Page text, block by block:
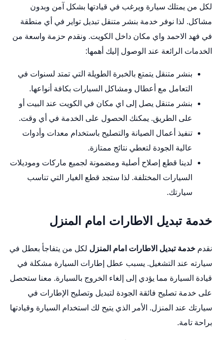
لكل من يمتلك سيارة ويرغب في قيادتها بشكل آمن وبدون
مشاكل. لذا نوفر خدمة بنشر متنقل تبديل تواير في أي منطقة
في فهد الاحمد واي مكان داخل الكويت. ونقدم حزمة واسعة من
الخدمات الرائعة عند الوصول إليك أهمها:
بنشر متنقل يتمتع بالخبرة الطويلة التي تمتد لسنوات في
التعامل مع أعطال ومشاكل السيارات بكافة أنواعها.
بنشر متنقل يصل إلى اي مكان في الكويت عند البيت أو
على الطريق. يمكنك الحصول على الخدمة في أي وقت.
تنفيذ أعمال الصيانة والتصليح باستخدام معدات وأدوات
عالية الجودة لتعطي نتائج ممتازة.
لدينا قطع إصلاح أصلية ومضمونة لجميع ماركات وموديلات
السيارات المختلفة. لذا ستجد قطع الغيار التي تناسب
سيارتك.
خدمة تبديل الاطارات امام المنزل
نقدم خدمة تبديل الاطارات امام المنزل لكل من يتفاجأ بعطل في
سيارته عند التشغيل. يسبب عطل إطارات السيارة مشكلة في
قيادة السيارة مما يؤدي إلى إلغاء الخروج بالسيارة. معنا ستحصل
على خدمة تصليح فائقة الجودة لتبديل وتصليح الإطارات في
سيارتك عند المنزل. الأمر الذي يتيح لك استخدام السيارة وقيادتها
براحة تامة.